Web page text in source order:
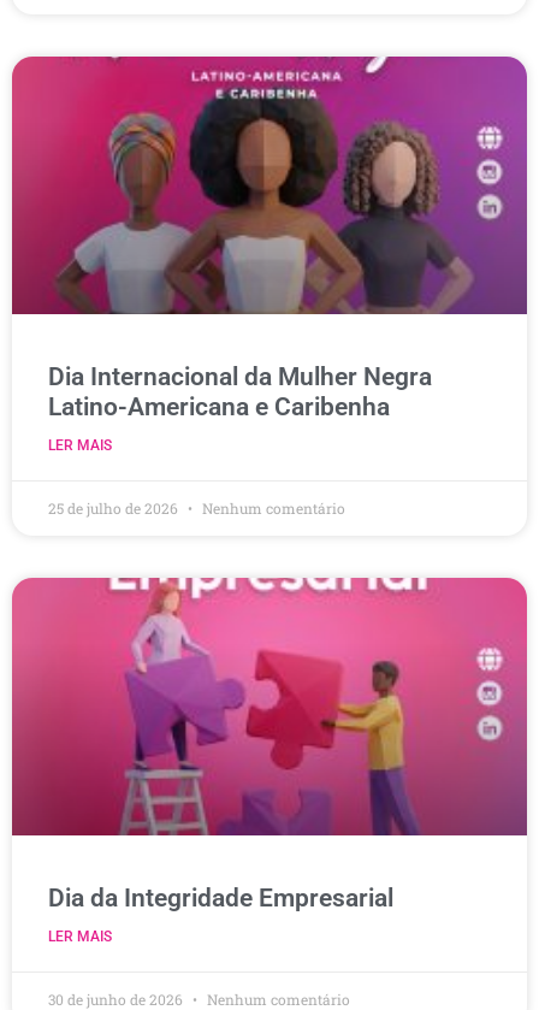
Dia Internacional da Mulher Negra
Latino-Americana e Caribenha
LER MAIS
25 de julho de 2026 Nenhum comentário
Dia da Integridade Empresarial
LER MAIS
30 de junho de 2026 Nenhum comentário